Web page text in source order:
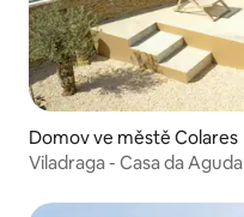
Domov ve městě Colares
Viladraga - Casa da Aguda